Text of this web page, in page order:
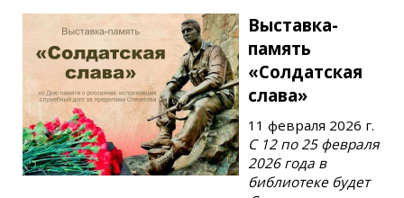
Выставка-
память
«Солдатская
слава»
11 февраля 2026 г.
С 12 по 25 февраля
2026 года в
библиотеке будет